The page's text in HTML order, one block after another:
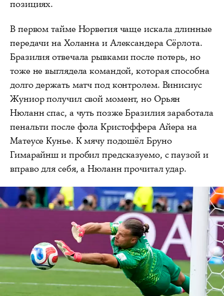
позициях.
В первом тайме Норвегия чаще искала длинные
передачи на Холанна и Александера Сёрлота.
Бразилия отвечала рывками после потерь, но
тоже не выглядела командой, которая способна
долго держать матч под контролем. Винисиус
Жуниор получил свой момент, но Орьян
Нюланн спас, а чуть позже Бразилия заработала
пенальти после фола Кристоффера Айера на
Матеусе Кунье. К мячу подошёл Бруно
Гимарайнш и пробил предсказуемо, с паузой и
вправо для себя, а Нюланн прочитал удар.